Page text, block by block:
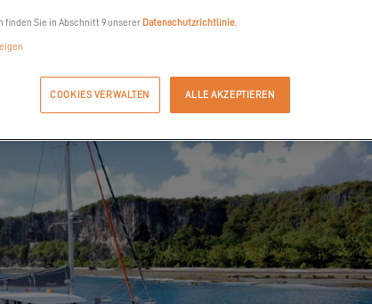
finden Sie in Abschnitt 9 unserer Datenschutzrichtlinie
COOKIES VERWALTEN ALLE AKZEPTIEREN